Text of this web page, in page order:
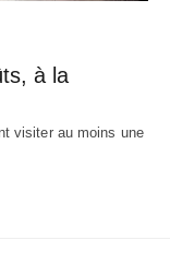
à la
visiter au moins une